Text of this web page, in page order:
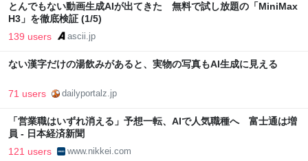
とんでもない動画生成AIが出てきた 無料で試し放題の「MiniMax
H3」を徹底検証 (1/5)
139 users ascii.jp
ない漢字だけの湯飲みがあると、実物の写真もAI生成に見える
71 users dailyportalz.jp
「営業職はいずれ消える」予想一転、AIで人気職種へ 富士通は増
員 - 日本経済新聞
121 users www.nikkei.com